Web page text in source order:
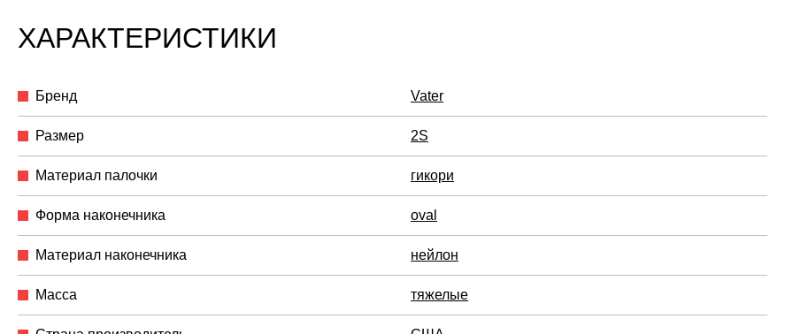
ХАРАКТЕРИСТИКИ
Бренд Vater
Размер 2S
Материал палочки гикори
Форма наконечника oval
Материал наконечника нейлон
Масса тяжелые